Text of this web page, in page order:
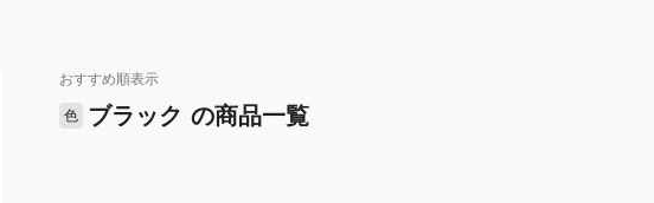
おすすめ順表示
色 ブラック の商品一覧